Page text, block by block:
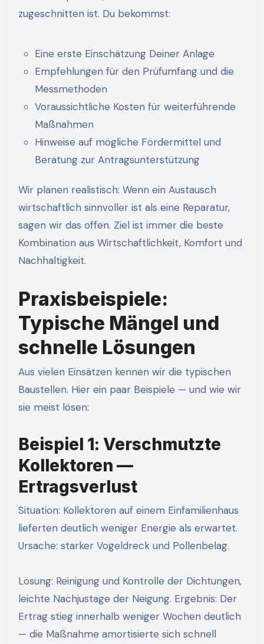
zugeschnitten ist. Du bekommst:
Eine erste Einschätzung Deiner Anlage
Empfehlungen für den Prüfumfang und die
Messmethoden
Voraussichtliche Kosten für weiterführende
Maßnahmen
Hinweise auf mögliche Fördermittel und
Beratung zur Antragsunterstützung
Wir planen realistisch: Wenn ein Austausch
wirtschaftlich sinnvoller ist als eine Reparatur,
sagen wir das offen. Ziel ist immer die beste
Kombination aus Wirtschaftlichkeit, Komfort und
Nachhaltigkeit.
Praxisbeispiele:
Typische Mängel und
schnelle Lösungen
Aus vielen Einsätzen kennen wir die typischen
Baustellen. Hier ein paar Beispiele — und wie wir
sie meist lösen:
Beispiel 1: Verschmutzte
Kollektoren —
Ertragsverlust
Situation: Kollektoren auf einem Einfamilienhaus
lieferten deutlich weniger Energie als erwartet.
Ursache: starker Vogeldreck und Pollenbelag.
Lösung: Reinigung und Kontrolle der Dichtungen,
leichte Nachjustage der Neigung. Ergebnis: Der
Ertrag stieg innerhalb weniger Wochen deutlich
— die Maßnahme amortisierte sich schnell